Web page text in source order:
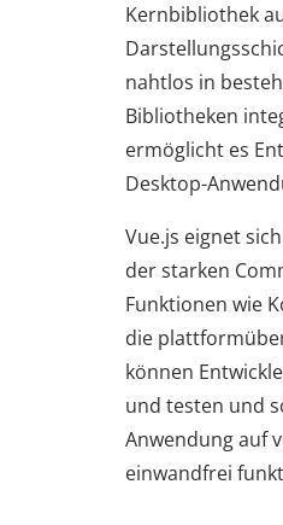
Kernbibliothek
nahtlos in
Bibliotheken
ermöglicht es
Desktop-
Vue.js eignet
der starken
Funktionen wie
die
können
und testen und
Anwendung auf
einwandfrei